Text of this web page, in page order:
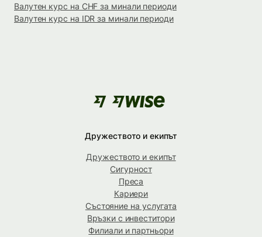
Валутен курс на CHF за минали периоди
Валутен курс на IDR за минали периоди
Дружеството и екипът
Дружеството и екипът
Сигурност
Преса
Кариери
Състояние на услугата
Връзки с инвеститори
Филиали и партньори